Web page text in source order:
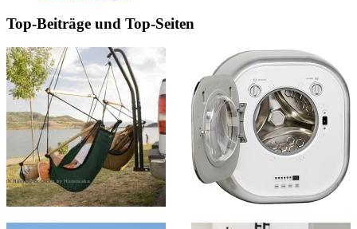
Top-Beiträge und Top-Seiten